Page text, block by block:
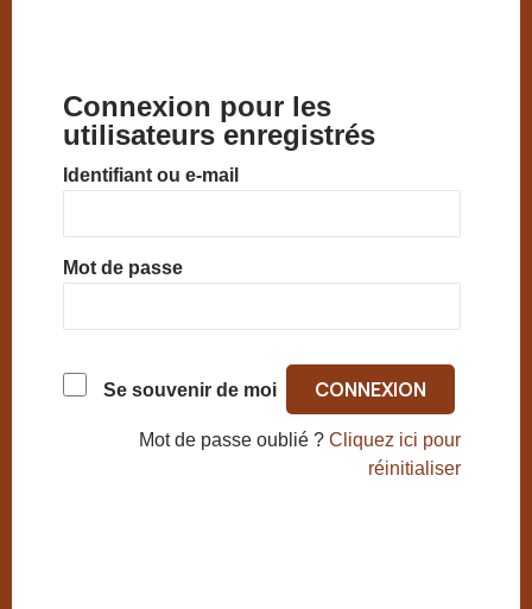
Connexion pour les
utilisateurs enregistrés
Identifiant ou e-mail
Mot de passe
Se souvenir de moi
Mot de passe oublié ?Cliquez ici pour
réinitialiser